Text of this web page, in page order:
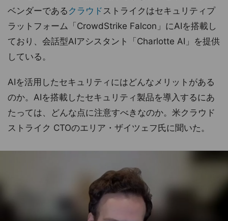
ベンダーである クラウドストライクはセキュリティプ
ラットフォーム「CrowdStrike Falcon」にAIを搭載し
ており、会話型AIアシスタント「Charlotte AI」を提供
している。
AIを活用したセキュリティにはどんなメリットがある
のか。AIを搭載したセキュリティ製品を導入するにあ
たっては、どんな点に注意すべきなのか。米クラウド
ストライク CTOのエリア・ザイツェフ氏に聞いた。